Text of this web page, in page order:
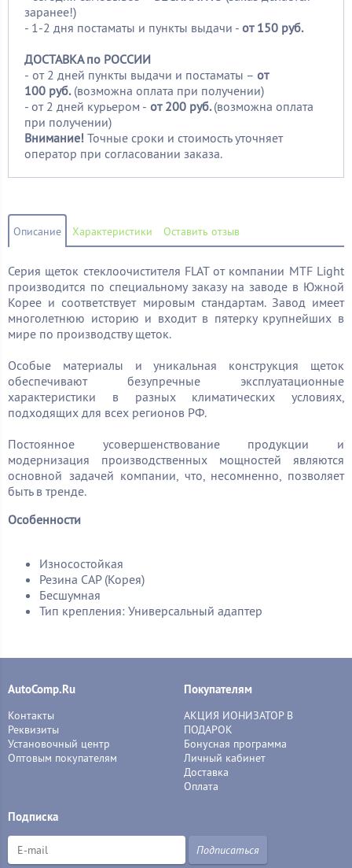
заранее!)
- 1-2 дня постаматы и пункты выдачи - от 150 руб.
ДОСТАВКА по РОССИИ
- от 2 дней пункты выдачи и постаматы – от
100 руб. (возможна оплата при получении)
- от 2 дней курьером - от 200 руб.(возможна оплата
при получении)
Внимание! Точные сроки и стоимость уточняет
оператор при согласовании заказа.
Описание Характеристики Оставить отзыв
Серия щеток стеклоочистителя FLAT от компании MTF Light
производится по специальному заказу на заводе в Южной
Корее и соответствует мировым стандартам. Завод имеет
многолетнюю историю и входит в пятерку крупнейших в
мире по производству щеток.
Особые материалы и уникальная конструкция щеток
обеспечивают безупречные эксплуатационные
характеристики в разных климатических условиях,
подходящих для всех регионов РФ.
Постоянное усовершенствование продукции и
модернизация производственных мощностей являются
основной задачей компании, что, несомненно, позволяет
быть в тренде.
Особенности
Износостойкая
Резина CAP (Корея)
Бесшумная
Тип крепления: Универсальный адаптер
AutoComp.Ru
Контакты
Реквизиты
Установочный центр
Оптовым покупателям
Покупателям
АКЦИЯ ИОНИЗАТОР В
ПОДАРОК
Бонусная программа
Личный кабинет
Доставка
Оплата
Подписка
Подписаться